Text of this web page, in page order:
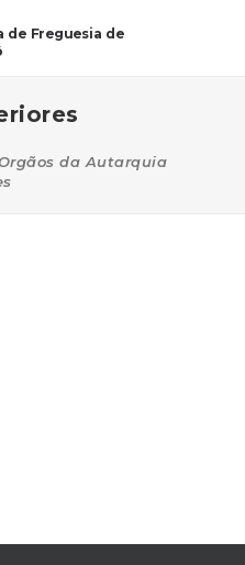
de Freguesia de
da Autarquia